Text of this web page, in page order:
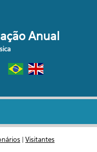
Anual
| Visitantes